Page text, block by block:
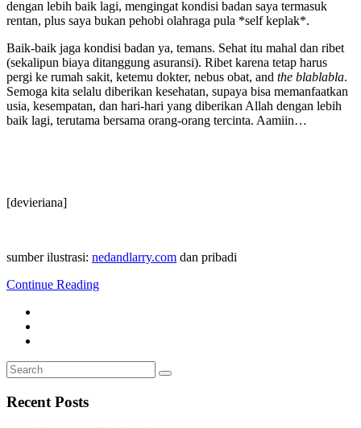
dengan lebih baik lagi, mengingat kondisi badan saya termasuk
rentan, plus saya bukan pehobi olahraga pula *self keplak*.
Baik-baik jaga kondisi badan ya, temans. Sehat itu mahal dan ribet
(sekalipun biaya ditanggung asuransi). Ribet karena tetap harus
pergi ke rumah sakit, ketemu dokter, nebus obat, and the blablabla.
Semoga kita selalu diberikan kesehatan, supaya bisa memanfaatkan
usia, kesempatan, dan hari-hari yang diberikan Allah dengan lebih
baik lagi, terutama bersama orang-orang tercinta. Aamiin…
[devieriana]
sumber ilustrasi: nedandlarry.com dan pribadi
Continue Reading
Search
for:
Search
Recent Posts